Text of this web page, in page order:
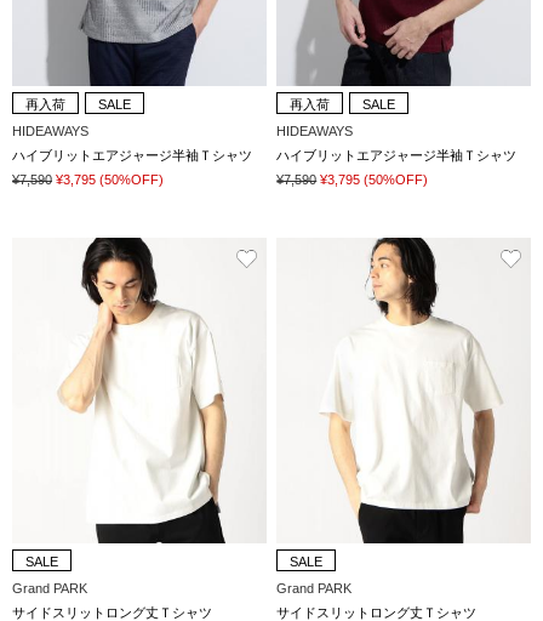
再入荷
SALE
HIDEAWAYS
ハイブリットエアジャージ半袖Ｔシャツ
¥7,590 ¥3,795 (50%OFF)
再入荷
SALE
HIDEAWAYS
ハイブリットエアジャージ半袖Ｔシャツ
¥7,590 ¥3,795 (50%OFF)
SALE
Grand PARK
サイドスリットロング丈Ｔシャツ
SALE
Grand PARK
サイドスリットロング丈Ｔシャツ